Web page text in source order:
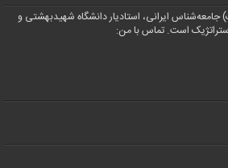
(متولد ۱۳۵۳ در اراک) جامعه‌شناس ایرانی، استادیار دانشگاه شهیدبهشتی و
است. تماس با من: